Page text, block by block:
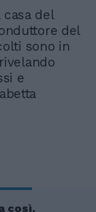
del
del
sono in
e
così.